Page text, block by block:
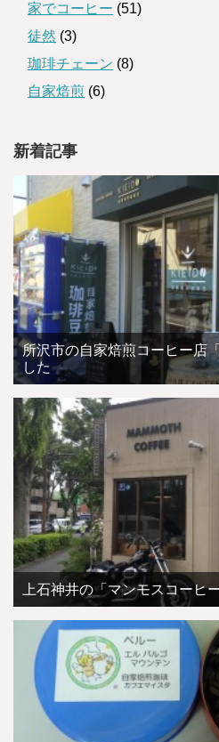
家でコーヒー (51)
徒然 (3)
珈琲チェーン (8)
自家焙煎 (6)
新着記事
所沢市の自家焙煎コーヒー店
した
上石神井の「マンモスコーヒ